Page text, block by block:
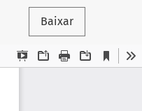
Baixar